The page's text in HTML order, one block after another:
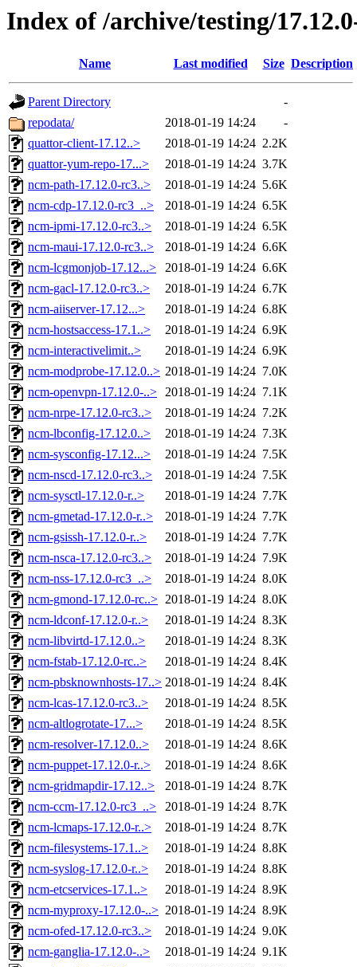
Index of /archive/testing/
Name Last modified Size Description
Parent Directory
-
repodata/
2018-01-19 14:24
-
quattor-client-17.12..>
2018-01-19 14:24 2.2K
quattor-yum-repo-17...>
2018-01-19 14:24 3.7K
ncm-path-17.12.0-rc3..>
2018-01-19 14:24 5.6K
ncm-cdp-17.12.0-rc3_..>
2018-01-19 14:24 6.5K
ncm-ipmi-17.12.0-rc3..>
2018-01-19 14:24 6.5K
ncm-maui-17.12.0-rc3..>
2018-01-19 14:24 6.6K
ncm-lcgmonjob-17.12...>
2018-01-19 14:24 6.6K
ncm-gacl-17.12.0-rc3..>
2018-01-19 14:24 6.7K
ncm-aiiserver-17.12...>
2018-01-19 14:24 6.8K
ncm-hostsaccess-17.1..>
2018-01-19 14:24 6.9K
ncm-interactivelimit..>
2018-01-19 14:24 6.9K
ncm-modprobe-17.12.0..> 2018-01-19 14:24 7.0K
ncm-openvpn-17.12.0-..> 2018-01-19 14:24 7.1K
ncm-nrpe-17.12.0-rc3..>
2018-01-19 14:24 7.2K
ncm-lbconfig-17.12.0..>
2018-01-19 14:24 7.3K
ncm-sysconfig-17.12...>
2018-01-19 14:24 7.5K
ncm-nscd-17.12.0-rc3..>
2018-01-19 14:24 7.5K
ncm-sysctl-17.12.0-r..>
2018-01-19 14:24 7.7K
ncm-gmetad-17.12.0-r..>
2018-01-19 14:24 7.7K
ncm-gsissh-17.12.0-r..>
2018-01-19 14:24 7.7K
ncm-nsca-17.12.0-rc3..>
2018-01-19 14:24 7.9K
ncm-nss-17.12.0-rc3_..>
2018-01-19 14:24 8.0K
ncm-gmond-17.12.0-rc..> 2018-01-19 14:24 8.0K
ncm-ldconf-17.12.0-r..>
2018-01-19 14:24 8.3K
ncm-libvirtd-17.12.0..>
2018-01-19 14:24 8.3K
ncm-fstab-17.12.0-rc..>
2018-01-19 14:24 8.4K
ncm-pbsknownhosts-17..> 2018-01-19 14:24 8.4K
ncm-lcas-17.12.0-rc3..>
2018-01-19 14:24 8.5K
ncm-altlogrotate-17...>
2018-01-19 14:24 8.5K
ncm-resolver-17.12.0..>
2018-01-19 14:24 8.6K
ncm-puppet-17.12.0-r..>
2018-01-19 14:24 8.6K
ncm-gridmapdir-17.12..>
2018-01-19 14:24 8.7K
ncm-ccm-17.12.0-rc3_..>
2018-01-19 14:24 8.7K
ncm-lcmaps-17.12.0-r..>
2018-01-19 14:24 8.7K
ncm-filesystems-17.1..>
2018-01-19 14:24 8.8K
ncm-syslog-17.12.0-r..>
2018-01-19 14:24 8.8K
ncm-etcservices-17.1..>
2018-01-19 14:24 8.9K
ncm-myproxy-17.12.0-..> 2018-01-19 14:24 8.9K
ncm-ofed-17.12.0-rc3..>
2018-01-19 14:24 9.0K
ncm-ganglia-17.12.0-..>
2018-01-19 14:24 9.1K